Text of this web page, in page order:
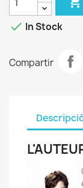
 In Stock
Compartir